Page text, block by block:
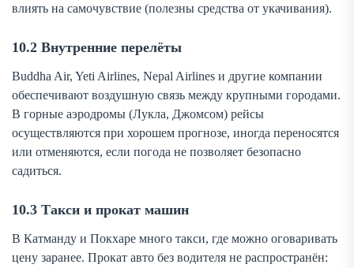
влиять на самочувствие (полезны средства от укачивания).
10.2 Внутренние перелёты
Buddha Air, Yeti Airlines, Nepal Airlines и другие компании
обеспечивают воздушную связь между крупными городами.
В горные аэродромы (Лукла, Джомсом) рейсы
осуществляются при хорошем прогнозе, иногда переносятся
или отменяются, если погода не позволяет безопасно
садиться.
10.3 Такси и прокат машин
В Катманду и Покхаре много такси, где можно оговаривать
цену заранее. Прокат авто без водителя не распространён: